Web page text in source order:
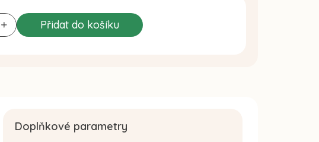
Přidat do košíku
Doplňkové parametry